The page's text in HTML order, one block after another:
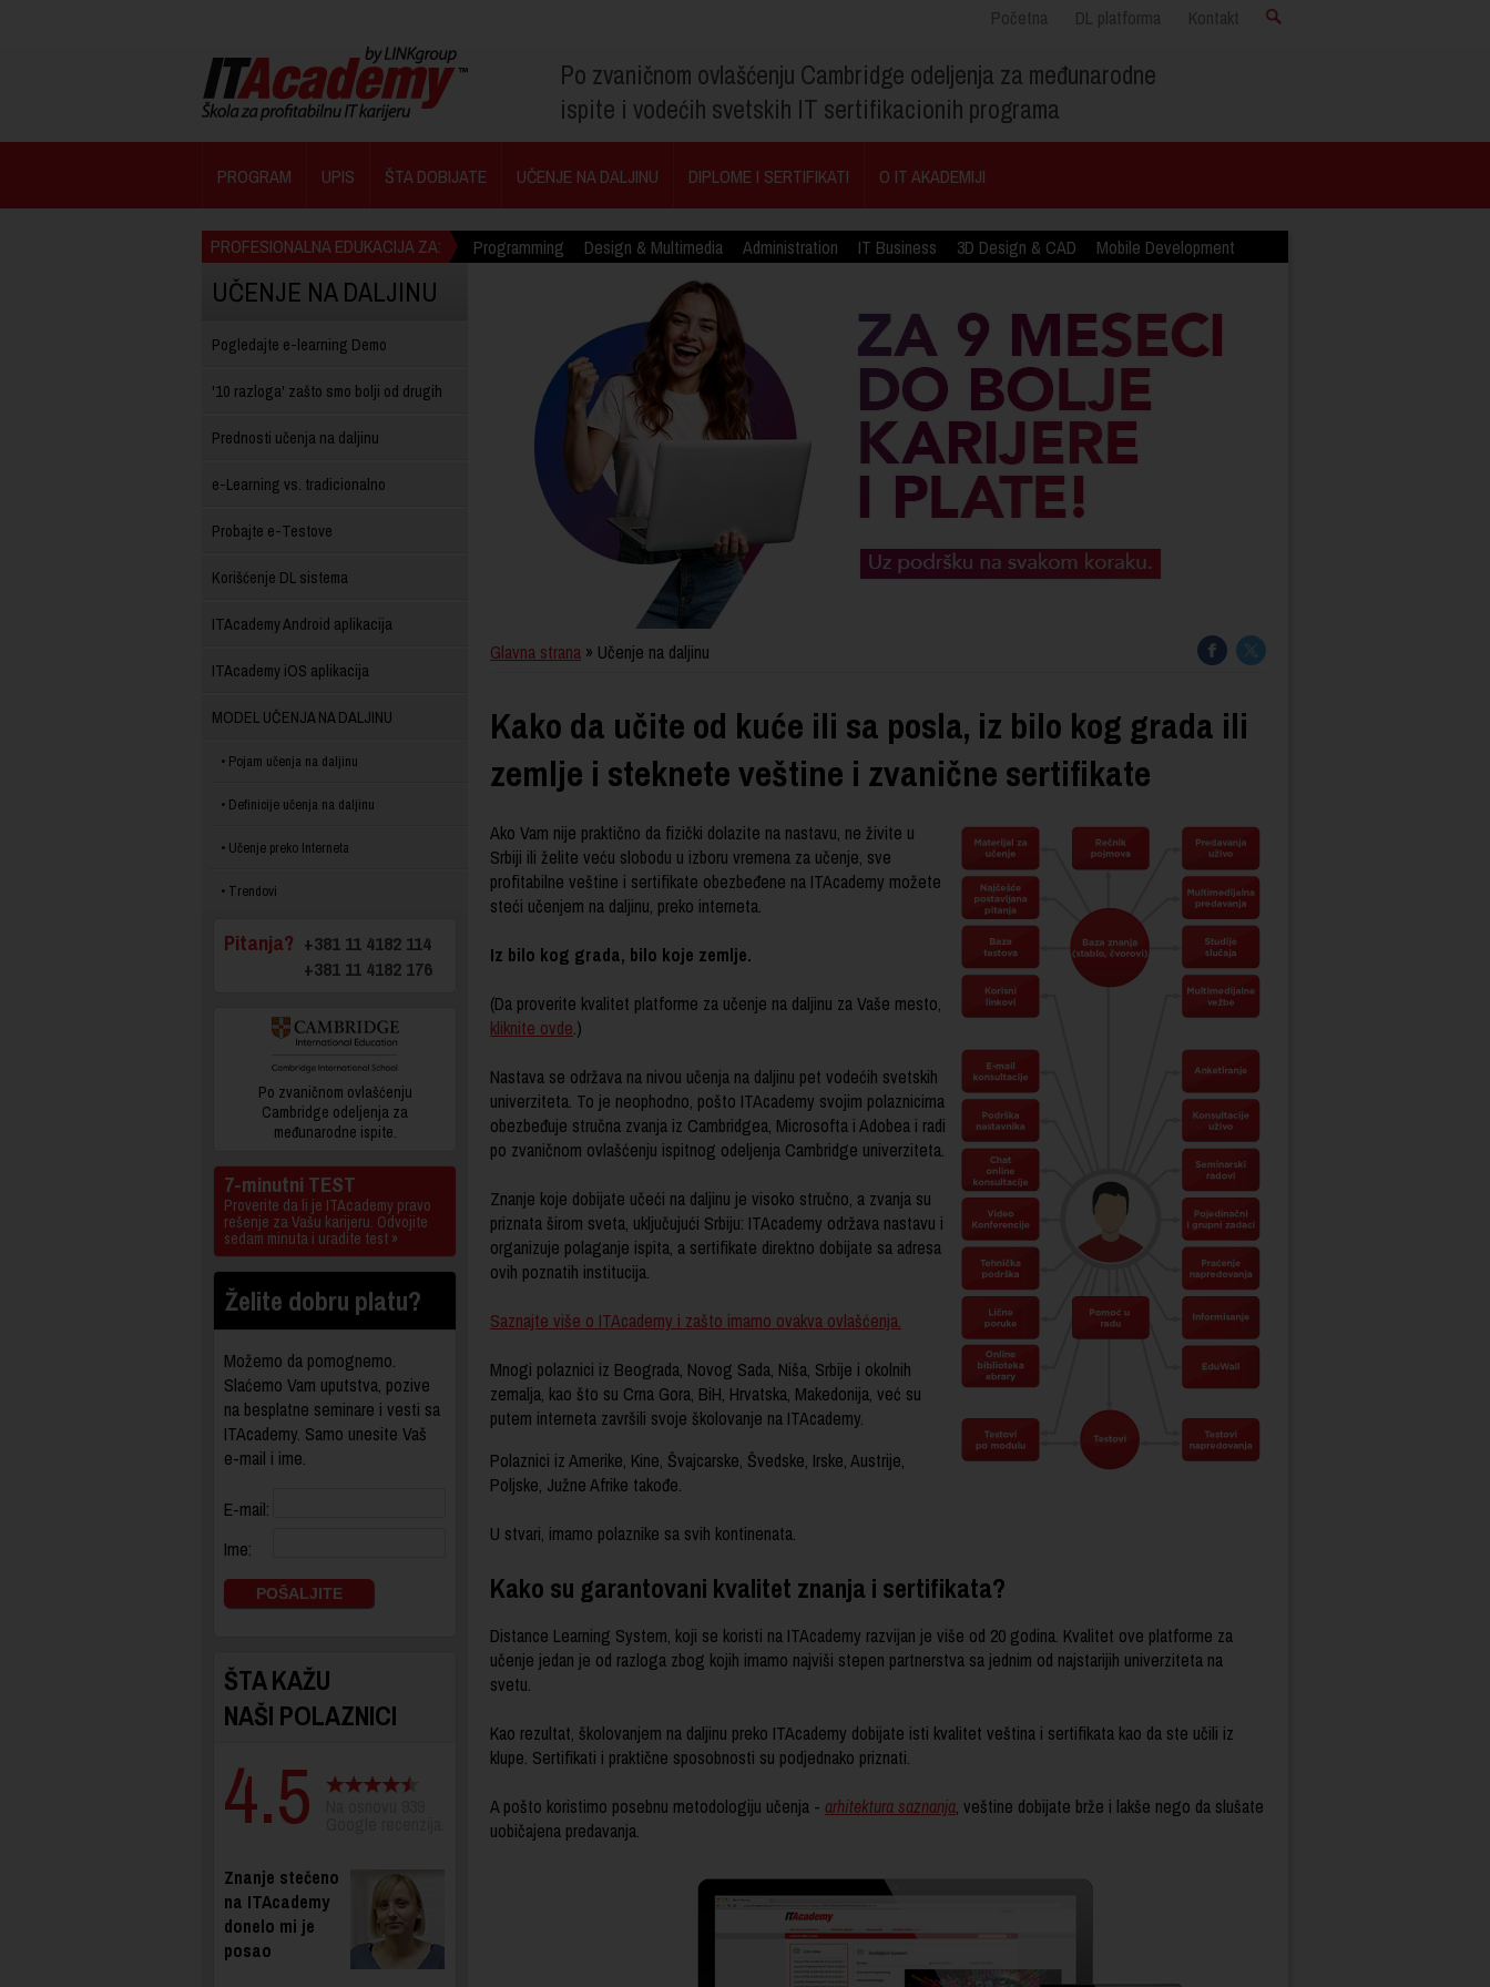
Početna DL platforma Kontakt
Po zvaničnom ovlašćenju Cambridge odeljenja za međunarodne
ispite i vodećih svetskih IT sertifikacionih programa
PROGRAM UPIS ŠTA DOBIJATE UČENJE NA DALJINU DIPLOME I SERTIFIKATI O IT AKADEMIJI
PROFESIONALNA EDUKACIJA ZA: Programming Design & Multimedia Administration IT Business 3D Design & CAD Mobile Development
Glavna strana » Učenje na daljinu
Kako da učite od kuće ili sa posla, iz bilo kog grada ili
zemlje i steknete veštine i zvanične sertifikate
Ako Vam nije praktično da fizički dolazite na nastavu, ne živite u
Srbiji ili želite veću slobodu u izboru vremena za učenje, sve
profitabilne veštine i sertifikate obezbeđene na ITAcademy možete
steći učenjem na daljinu, preko interneta.
Iz bilo kog grada, bilo koje zemlje.
(Da proverite kvalitet platforme za učenje na daljinu za Vaše mesto,
kliknite ovde.)
Nastava se održava na nivou učenja na daljinu pet vodećih svetskih
univerziteta. To je neophodno, pošto ITAcademy svojim polaznicima
obezbeđuje stručna zvanja iz Cambridgea, Microsofta i Adobea i radi
po zvaničnom ovlašćenju ispitnog odeljenja Cambridge univerziteta.
Znanje koje dobijate učeći na daljinu je visoko stručno, a zvanja su
priznata širom sveta, uključujući Srbiju: ITAcademy održava nastavu i
organizuje polaganje ispita, a sertifikate direktno dobijate sa adresa
ovih poznatih institucija.
Saznajte više o ITAcademy i zašto imamo ovakva ovlašćenja.
Mnogi polaznici iz Beograda, Novog Sada, Niša, Srbije i okolnih
zemalja, kao što su Crna Gora, BiH, Hrvatska, Makedonija, već su
putem interneta završili svoje školovanje na ITAcademy.
Polaznici iz Amerike, Kine, Švajcarske, Švedske, Irske, Austrije,
Poljske, Južne Afrike takođe.
U stvari, imamo polaznike sa svih kontinenata.
Kako su garantovani kvalitet znanja i sertifikata?
Distance Learning System, koji se koristi na ITAcademy razvijan je više od 20 godina. Kvalitet ove platforme za
učenje jedan je od razloga zbog kojih imamo najviši stepen partnerstva sa jednim od najstarijih univerziteta na
svetu.
Kao rezultat, školovanjem na daljinu preko ITAcademy dobijate isti kvalitet veština i sertifikata kao da ste učili iz
klupe. Sertifikati i praktične sposobnosti su podjednako priznati.
A pošto koristimo posebnu metodologiju učenja - arhitektura saznanja, veštine dobijate brže i lakše nego da slušate
uobičajena predavanja.
UČENJE NA DALJINU
Pogledajte e-learning Demo
'10 razloga' zašto smo bolji od drugih
Prednosti učenja na daljinu
e-Learning vs. tradicionalno
Probajte e-Testove
Korišćenje DL sistema
ITAcademy Android aplikacija
ITAcademy iOS aplikacija
MODEL UČENJA NA DALJINU
Pojam učenja na daljinu
Definicije učenja na daljinu
Učenje preko Interneta
Trendovi
Pitanja? +381 11 4182 114
+381 11 4182 176
Po zvaničnom ovlašćenju
Cambridge odeljenja za
međunarodne ispite.
7-minutni TEST
Proverite da li je ITAcademy pravo
rešenje za Vašu karijeru. Odvojite
sedam minuta i uradite test »
Želite dobru platu?
Možemo da pomognemo.
Slaćemo Vam uputstva, pozive
na besplatne seminare i vesti sa
ITAcademy. Samo unesite Vaš
e-mail i ime.
E-mail:
Ime:
ŠTA KAŽU
NAŠI POLAZNICI
4.5
Znanje stečeno
na ITAcademy
donelo mi je
posao